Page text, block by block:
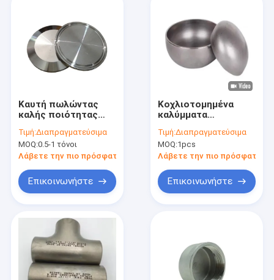
Προϊόντα
Περίπου εμείς
Καυτή πωλώντας
καλής ποιότητας
τοποθέτηση
σωληνώσεων χάλυβα
ενωμένη στενά άκρη
Τιμή:Διαπραγματεύσιμα
MOQ:0.5-1 τόνοι
Λάβετε την πιο πρόσφατη τιμή
Επικοινωνήστε
Κοχλιοτομημένα
καλύμματα
συγκόλλησης άκρης
ανοξείδωτου άφιξης
κεφαλής κοχλίου
σωλήνων ΚΑΠ
Τιμή:Διαπραγματεύσιμα
MOQ:1pcs
Λάβετε την πιο πρόσφατη
Επικοινωνήστε